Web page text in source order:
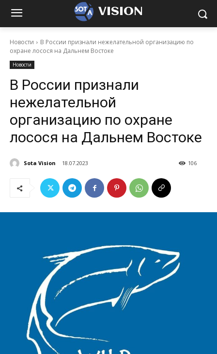
VISION
Новости
В России признали нежелательной организацию по
охране лосося на Дальнем Востоке
Новости
В России признали
нежелательной
организацию по охране
лосося на Дальнем Востоке
Sota Vision 18.07.2023 106